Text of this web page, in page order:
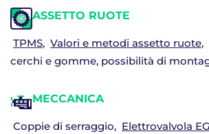
ASSETTO RUOTE
TPMS Valori e metodi assetto ruote
cerchi e gomme, possibilità di
MECCANICA
Coppie di serraggio Elettrovalvola